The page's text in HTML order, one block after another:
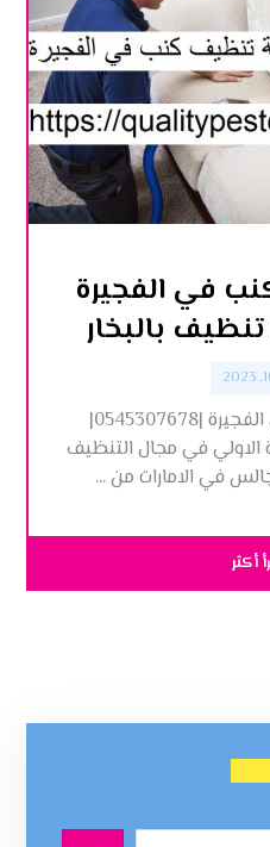
في الفجيرة
شركة تنظيف كنب في الفجيرة |0545307678|
الاولي في مجال التنظيف
في الامارات من ...
أكثر